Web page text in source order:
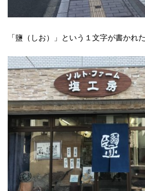
「鹽（しお）」という１文字が書かれ